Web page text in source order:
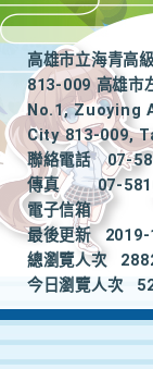
高雄市立海青高
813-009 高雄市
No.1, Zuoying
City 813-009,
聯絡電話
07-
傳真
07-
電子信箱
最後更新
總瀏覽人次
今日瀏覽人次